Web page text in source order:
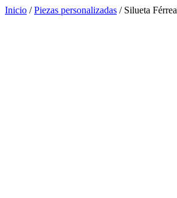
Inicio /Piezas personalizadas / Silueta Férrea